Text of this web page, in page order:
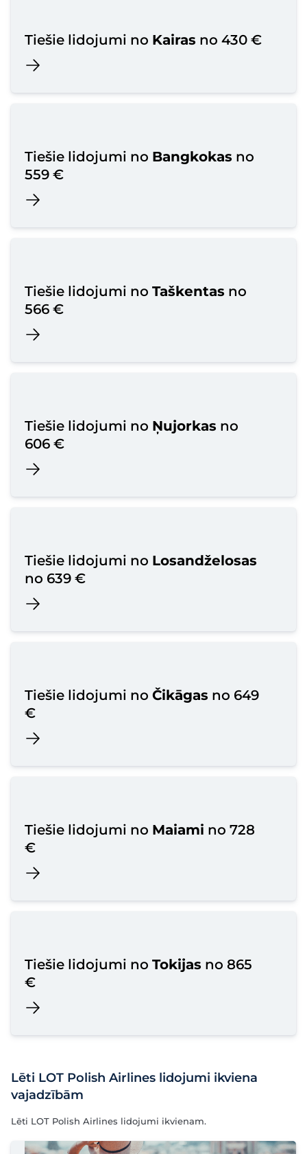
Tiešie lidojumi no Kairas no 430 €
Tiešie lidojumi no Bangkokas no
559 €
Tiešie lidojumi no Taškentas no
566 €
Tiešie lidojumi no Ņujorkas no
606 €
Tiešie lidojumi no Losandželosas
no 639 €
Tiešie lidojumi no Čikāgas no 649
€
Tiešie lidojumi no Maiami no 728
€
Tiešie lidojumi no Tokijas no 865
€
Lēti LOT Polish Airlines lidojumi ikviena
vajadzībām
Lēti LOT Polish Airlines lidojumi ikvienam.